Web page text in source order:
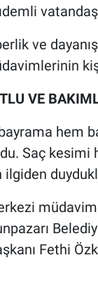
ve
VE
hem
Saç
Fethi